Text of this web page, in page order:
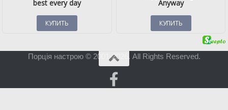
Порція настрою © 2001-2026. All Rights Reserved.